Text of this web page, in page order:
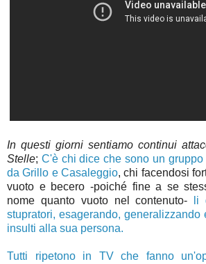
In questi giorni sentiamo continui
Stelle; C'è chi dice che sono un
da Grillo e Casaleggio, chi facendosi
vuoto e becero -poiché fine a se
nome quanto vuoto nel contenuto- li
stupratori, esagerando, generalizzando
insulti alla sua persona.
Tutti ripetono in TV che fanno